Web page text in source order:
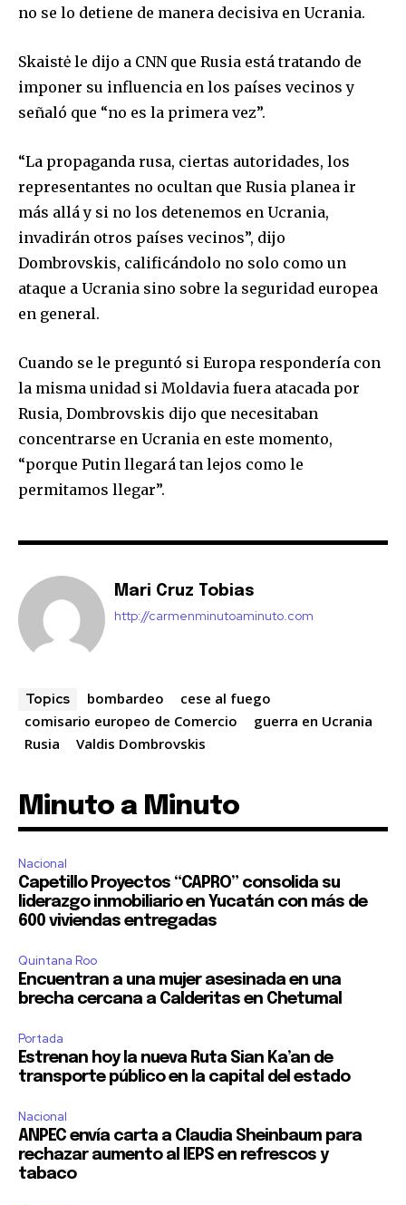
no se lo detiene de manera decisiva en Ucrania.
Skaistė le dijo a CNN que Rusia está tratando de
imponer su influencia en los países vecinos y
señaló que “no es la primera vez”.
“La propaganda rusa, ciertas autoridades, los
representantes no ocultan que Rusia planea ir
más allá y si no los detenemos en Ucrania,
invadirán otros países vecinos”, dijo
Dombrovskis, calificándolo no solo como un
ataque a Ucrania sino sobre la seguridad europea
en general.
Cuando se le preguntó si Europa respondería con
la misma unidad si Moldavia fuera atacada por
Rusia, Dombrovskis dijo que necesitaban
concentrarse en Ucrania en este momento,
“porque Putin llegará tan lejos como le
permitamos llegar”.
Mari Cruz Tobias
http://carmenminutoaminuto.com
Topics bombardeo
cese al fuego
comisario europeo de Comercio
guerra en Ucrania
Rusia
Valdis Dombrovskis
Minuto a Minuto
Nacional
Capetillo Proyectos “CAPRO” consolida su
liderazgo inmobiliario en Yucatán con más de
600 viviendas entregadas
Quintana Roo
Encuentran a una mujer asesinada en una
brecha cercana a Calderitas en Chetumal
Portada
Estrenan hoy la nueva Ruta Sian Ka’an de
transporte público en la capital del estado
Nacional
ANPEC envía carta a Claudia Sheinbaum para
rechazar aumento al IEPS en refrescos y
tabaco